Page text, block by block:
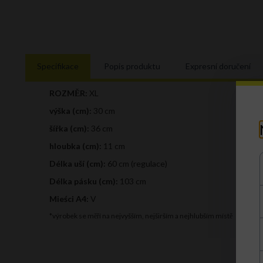
Popis produktu Expresní doručení
ROZMĚR:
XL
výška (cm):
30 cm
šířka (cm):
36 cm
hloubka (cm):
11 cm
Délka uší (cm): 60 cm (regulace)
Délka pásku (cm):
103 cm
Mieści A4: V
*výrobek se měří na nejvyšším, nejširším a nejhlubším místě